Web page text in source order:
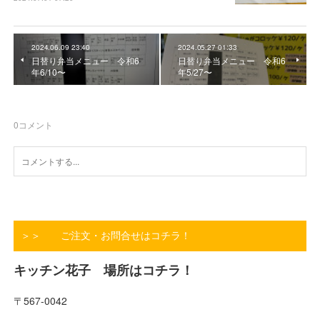
2024.06.09 23:40
日替り弁当メニュー 令和6
年6/10〜
2024.05.27 01:33
日替り弁当メニュー 令和6
年5/27〜
0コメント
＞＞ ご注文・お問合せはコチラ！
キッチン花子 場所はコチラ！
〒567-0042